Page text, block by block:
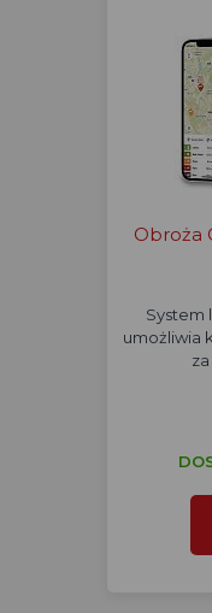
Obroża
System
umożliwia